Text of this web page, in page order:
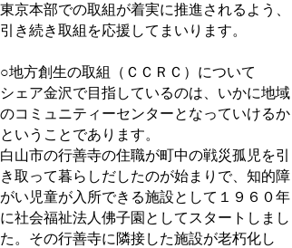
東京本部での取組が着実に推進されるよう、
引き続き取組を応援してまいります。
○地方創生の取組（ＣＣＲＣ）について
シェア金沢で目指しているのは、いかに地域
のコミュニティーセンターとなっていけるか
ということであります。
白山市の行善寺の住職が町中の戦災孤児を引
き取って暮らしだしたのが始まりで、知的障
がい児童が入所できる施設として１９６０年
に社会福祉法人佛子園としてスタートしまし
た。その行善寺に隣接した施設が老朽化し